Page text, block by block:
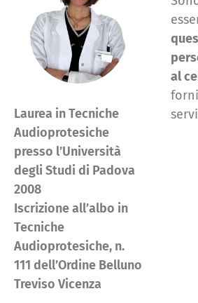
Laurea in Tecniche
Audioprotesiche
presso l’Università
degli Studi di Padova
2008
Iscrizione all’albo in
Tecniche
Audioprotesiche, n.
111 dell’Ordine Belluno
Treviso Vicenza
al